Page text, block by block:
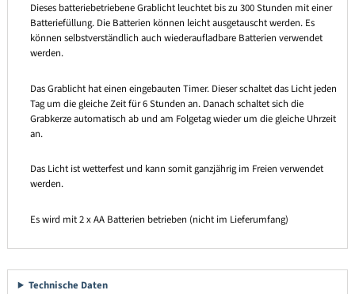
Dieses batteriebetriebene Grablicht leuchtet bis zu 300 Stunden mit einer
Batteriefüllung. Die Batterien können leicht ausgetauscht werden. Es
können selbstverständlich auch wiederaufladbare Batterien verwendet
werden.
Das Grablicht hat einen eingebauten Timer. Dieser schaltet das Licht jeden
Tag um die gleiche Zeit für 6 Stunden an. Danach schaltet sich die
Grabkerze automatisch ab und am Folgetag wieder um die gleiche Uhrzeit
an.
Das Licht ist wetterfest und kann somit ganzjährig im Freien verwendet
werden.
Es wird mit 2 x AA Batterien betrieben (nicht im Lieferumfang)
Technische Daten